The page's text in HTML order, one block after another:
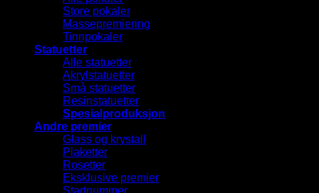
Store pokaler
Massepremiering
Tinnpokaler
Statuetter
Alle statuetter
Akrylstatuetter
Små statuetter
Resinstatuetter
Spesialproduksjon
Andre premier
Glass og krystall
Plaketter
Rosetter
Eksklusive premier
Startnummer